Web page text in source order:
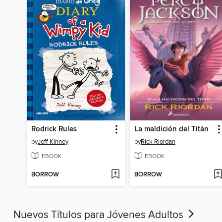
Rodrick Rules
byJeff Kinney
EBOOK
BORROW
La maldición del Titán
byRick Riordan
EBOOK
BORROW
Nuevos Títulos para Jóvenes Adultos